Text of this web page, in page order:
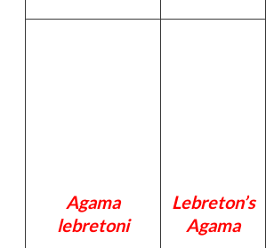
Agama
lebretoni
Lebreton’s
Agama